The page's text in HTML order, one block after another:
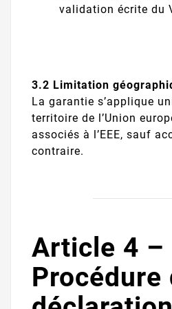
validation écrite du
3.2 Limitation
La garantie s’applique
territoire de l’Union
associés à l’EEE, sauf
contraire.
Article 4 –
Procédure